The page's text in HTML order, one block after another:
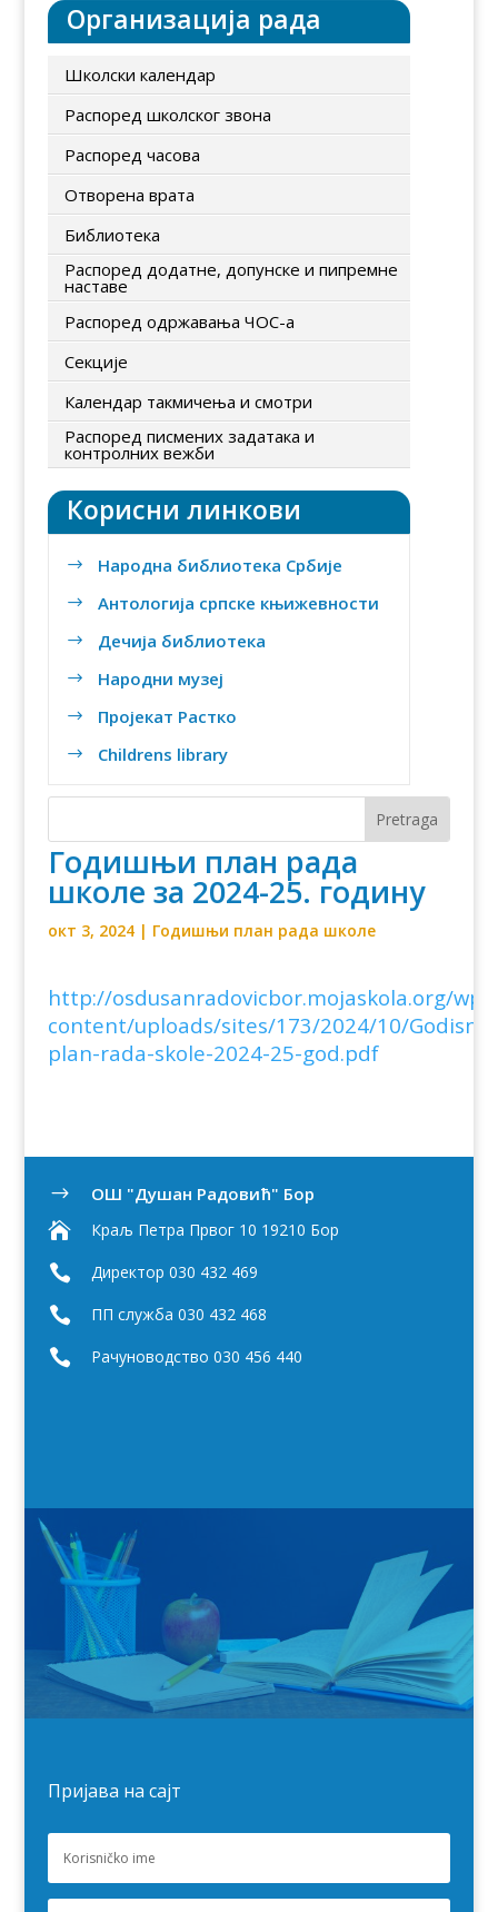
Организација рада
Школски календар
Распоред школског звона
Распоред часова
Отворена врата
Библиотека
Распоред додатне, допунске и пипремне
наставе
Распоред одржавања ЧОС-а
Секције
Календар такмичења и смотри
Распоред писмених задатака и
контролних вежби
Корисни линкови
$ Народна библиотека Србије
$ Антологија српске књижевности
$ Дечија библиотека
$ Народни музеј
$ Пројекат Растко
$ Childrens library
Годишњи план рада
школе за 2024-25. годину
окт 3, 2024| Годишњи план рада школе
http://osdusanradovicbor.mojaskola.org/wp-
content/uploads/sites/173/2024/10/Godisnji-
plan-rada-skole-2024-25-god.pdf
$
OШ "Душан Радовић" Бор

Краљ Петра Првог 10 19210 Бор
 Директор 030 432 469
 ПП служба 030 432 468
 Рачуноводство 030 456 440
Пријава на сајт